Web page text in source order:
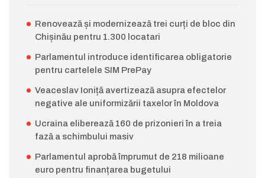
Renovează și modernizează trei curți de bloc din
Chișinău pentru 1.300 locatari
Parlamentul introduce identificarea obligatorie
pentru cartelele SIM PrePay
Veaceslav Ioniță avertizează asupra efectelor
negative ale uniformizării taxelor în Moldova
Ucraina eliberează 160 de prizonieri în a treia
fază a schimbului masiv
Parlamentul aprobă împrumut de 218 milioane
euro pentru finanțarea bugetului